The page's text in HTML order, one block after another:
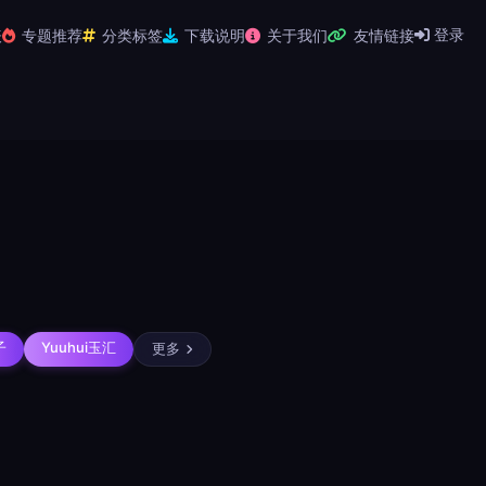
登录
专题推荐 分类标签 下载说明 关于我们 友情链接
Yuuhui玉汇 更多
分享